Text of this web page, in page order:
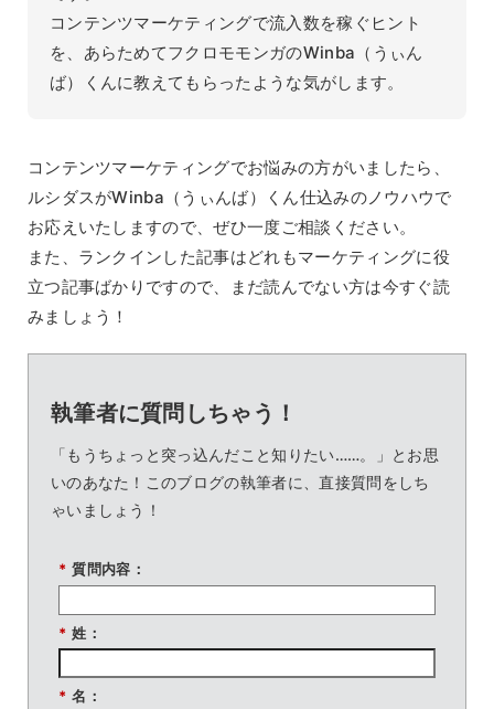
コンテンツマーケティングで流入数を稼ぐヒント
を、あらためてフクロモモンガのWinba（うぃん
ば）くんに教えてもらったような気がします。
コンテンツマーケティングでお悩みの方がいましたら、
ルシダスがWinba（うぃんば）くん仕込みのノウハウで
お応えいたしますので、ぜひ一度ご相談ください。
また、ランクインした記事はどれもマーケティングに役
立つ記事ばかりですので、まだ読んでない方は今すぐ読
みましょう！
執筆者に質問しちゃう！
「もうちょっと突っ込んだこと知りたい……。」とお思
いのあなた！このブログの執筆者に、直接質問をしち
ゃいましょう！
* 質問内容：
* 姓：
* 名：